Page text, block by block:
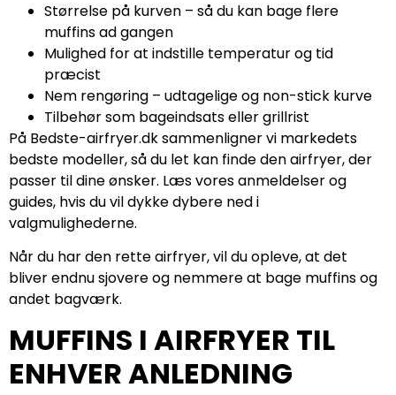
Størrelse på kurven – så du kan bage flere
muffins ad gangen
Mulighed for at indstille temperatur og tid
præcist
Nem rengøring – udtagelige og non-stick kurve
Tilbehør som bageindsats eller grillrist
På Bedste-airfryer.dk sammenligner vi markedets
bedste modeller, så du let kan finde den airfryer, der
passer til dine ønsker. Læs vores anmeldelser og
guides, hvis du vil dykke dybere ned i
valgmulighederne.
Når du har den rette airfryer, vil du opleve, at det
bliver endnu sjovere og nemmere at bage muffins og
andet bagværk.
MUFFINS I AIRFRYER TIL
ENHVER ANLEDNING